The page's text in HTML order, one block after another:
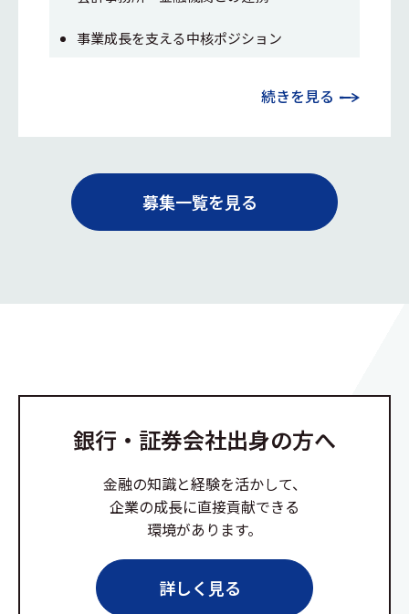
事業成長を支える中核ポジション
続きを見る
募集一覧を見る
銀行・証券会社出身の方へ
金融の知識と経験を活かして、
企業の成長に直接貢献できる
環境があります。
詳しく見る